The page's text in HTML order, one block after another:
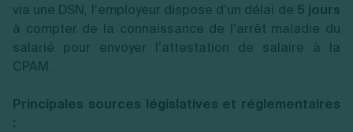
via une DSN, l’employeur dispose d’un délai de 5 jours
à compter de la connaissance de l’arrêt maladie du
salarié pour envoyer l’attestation de salaire à la
CPAM.
Principales sources législatives et réglementaires
: